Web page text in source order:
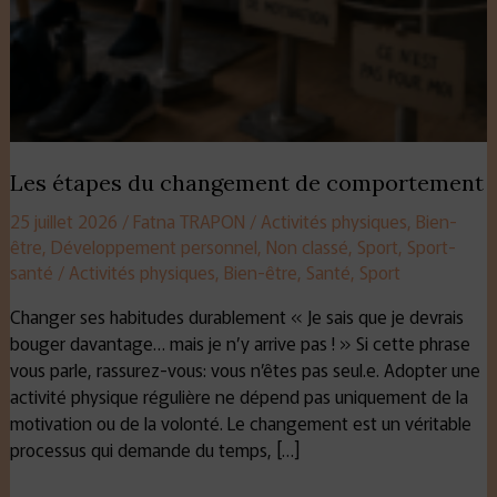
Les étapes du changement de comportement
25 juillet 2026 / Fatna TRAPON / Activités physiques, Bien-
être, Développement personnel, Non classé, Sport, Sport-
santé / Activités physiques, Bien-être, Santé, Sport
Changer ses habitudes durablement « Je sais que je devrais
bouger davantage… mais je n’y arrive pas ! » Si cette phrase
vous parle, rassurez-vous: vous n’êtes pas seul.e. Adopter une
activité physique régulière ne dépend pas uniquement de la
motivation ou de la volonté. Le changement est un véritable
processus qui demande du temps, […]